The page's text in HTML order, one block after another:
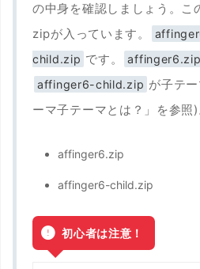
の中身を確認しましょう。こ
zipが入っています。
child.zip です。 affinger6.zip
affinger6-child.zip が子テ
ーマ子テーマとは？」を参照)
affinger6.zip
affinger6-child.zip
初心者は注意！